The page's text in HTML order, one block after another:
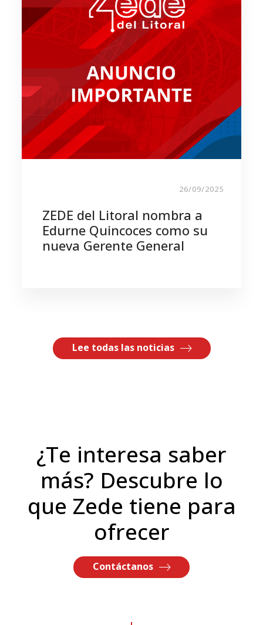
26/09/2025
ZEDE del Litoral nombra a
Edurne Quincoces como su
nueva Gerente General
Lee todas las noticias
¿Te interesa saber
más? Descubre lo
que Zede tiene para
ofrecer
Contáctanos